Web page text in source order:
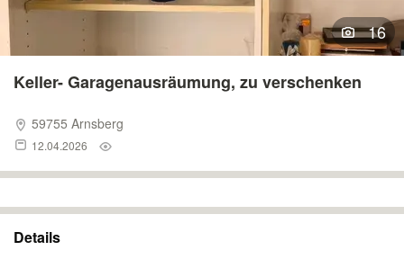
16
Keller- Garagenausräumung, zu verschenken
59755 Arnsberg
12.04.2026
Details